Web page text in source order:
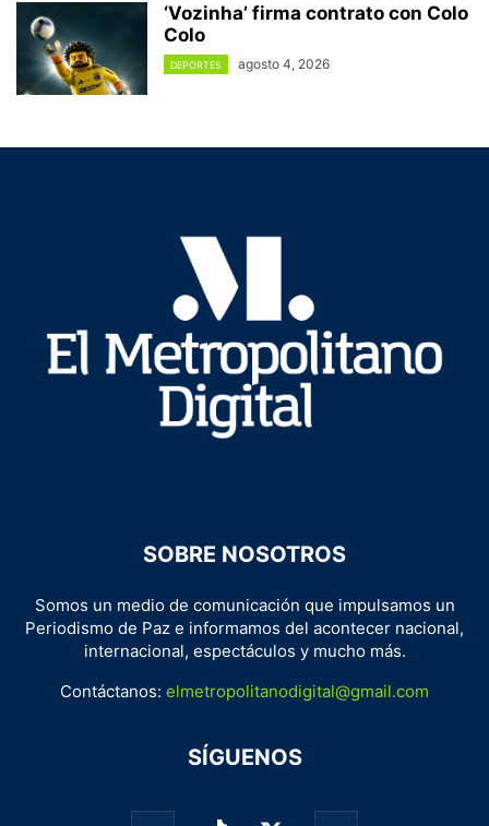
‘Vozinha’ firma contrato con Colo
Colo
DEPORTES agosto 4, 2026
SOBRE NOSOTROS
Somos un medio de comunicación que impulsamos un
Periodismo de Paz e informamos del acontecer nacional,
internacional, espectáculos y mucho más.
Contáctanos: elmetropolitanodigital@gmail.com
SÍGUENOS